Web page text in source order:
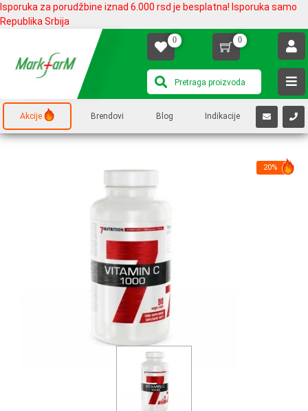
Isporuka za porudžbine iznad 6.000 rsd je besplatna! Isporuka samo
Republika Srbija
0 0
Akcije Brendovi Blog Indikacije
20%